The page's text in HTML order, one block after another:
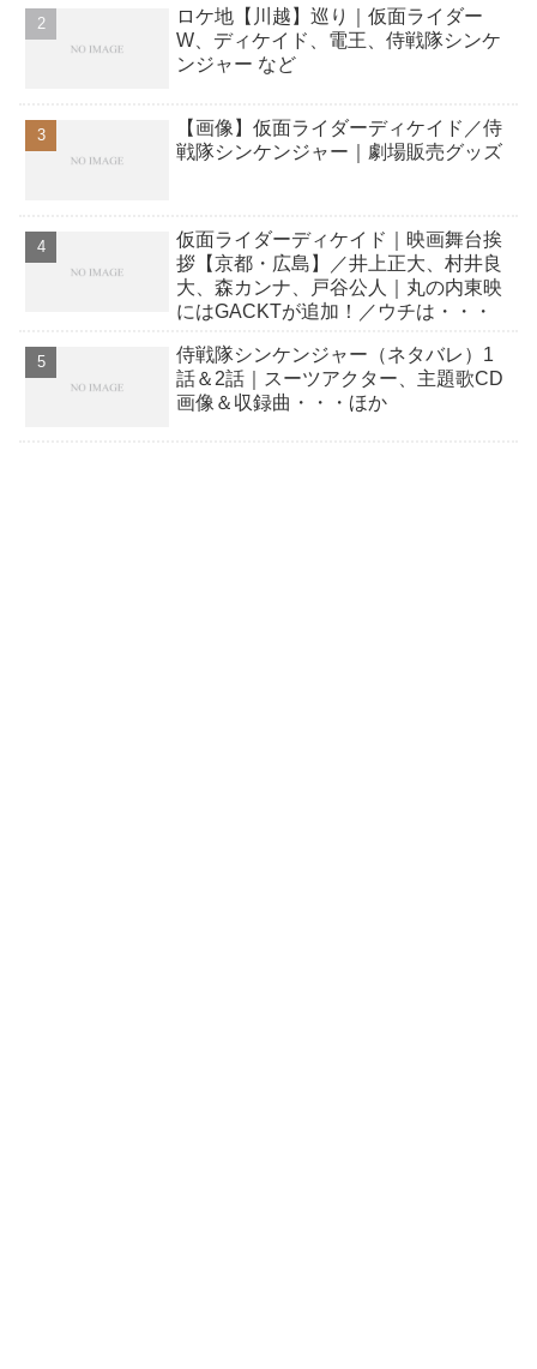
ロケ地【川越】巡り｜仮面ライダー
W、ディケイド、電王、侍戦隊シンケ
ンジャー など
【画像】仮面ライダーディケイド／侍
戦隊シンケンジャー｜劇場販売グッズ
仮面ライダーディケイド｜映画舞台挨
拶【京都・広島】／井上正大、村井良
大、森カンナ、戸谷公人｜丸の内東映
にはGACKTが追加！／ウチは・・・
侍戦隊シンケンジャー（ネタバレ）1
話＆2話｜スーツアクター、主題歌CD
画像＆収録曲・・・ほか